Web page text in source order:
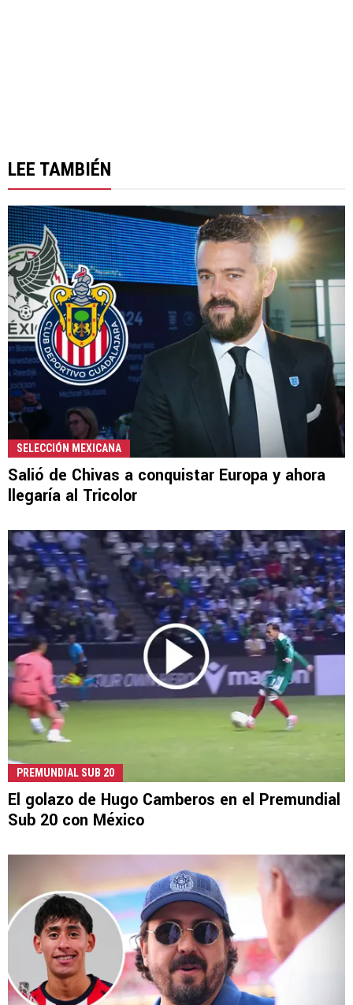
LEE TAMBIÉN
SELECCIÓN MEXICANA
Salió de Chivas a conquistar Europa y ahora
llegaría al Tricolor
PREMUNDIAL SUB 20
El golazo de Hugo Camberos en el Premundial
Sub 20 con México